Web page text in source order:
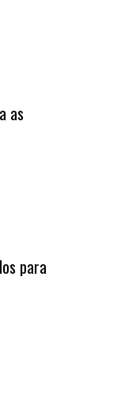
as
para